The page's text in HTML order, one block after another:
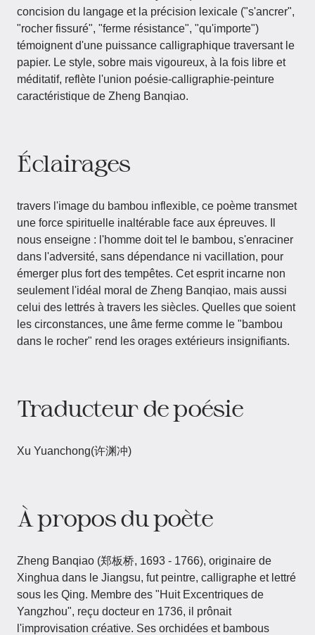
concision du langage et la précision lexicale ("s'ancrer",
"rocher fissuré", "ferme résistance", "qu'importe")
témoignent d'une puissance calligraphique traversant le
papier. Le style, sobre mais vigoureux, à la fois libre et
méditatif, reflète l'union poésie-calligraphie-peinture
caractéristique de Zheng Banqiao.
Éclairages
travers l'image du bambou inflexible, ce poème transmet
une force spirituelle inaltérable face aux épreuves. Il
nous enseigne : l'homme doit tel le bambou, s'enraciner
dans l'adversité, sans dépendance ni vacillation, pour
émerger plus fort des tempêtes. Cet esprit incarne non
seulement l'idéal moral de Zheng Banqiao, mais aussi
celui des lettrés à travers les siècles. Quelles que soient
les circonstances, une âme ferme comme le "bambou
dans le rocher" rend les orages extérieurs insignifiants.
Traducteur de poésie
Xu Yuanchong(许渊冲)
À propos du poète
Zheng Banqiao (郑板桥, 1693 - 1766), originaire de
Xinghua dans le Jiangsu, fut peintre, calligraphe et lettré
sous les Qing. Membre des "Huit Excentriques de
Yangzhou", reçu docteur en 1736, il prônait
l'improvisation créative. Ses orchidées et bambous